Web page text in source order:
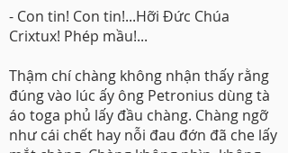
- Con tin! Con tin!...Hỡi Đức Chúa
Crixtux! Phép mầu!...
Thậm chí chàng không nhận thấy rằng
đúng vào lúc ấy ông Petronius dùng tà
áo toga phủ lấy đầu chàng. Chàng ngỡ
như cái chết hay nỗi đau đớn đã che lấy